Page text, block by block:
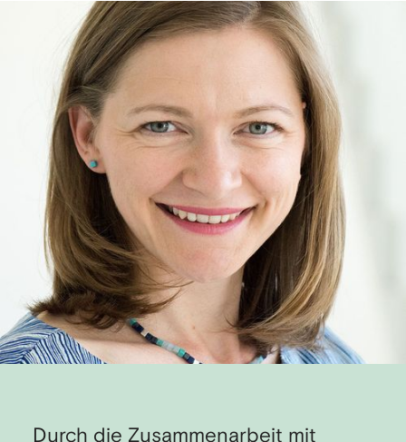
Durch die Zusammenarbeit mit